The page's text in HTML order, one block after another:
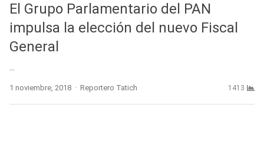
El Grupo Parlamentario del PAN
impulsa la elección del nuevo Fiscal
General
…
1 noviembre, 2018 Author
Reportero Tatich 1413